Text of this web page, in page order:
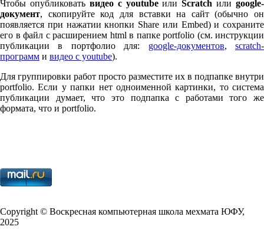
Чтобы опубликовать видео с youtubeилиScratch или google-
документ, скопируйте код для вставки на сайт (обычно он
появляется при нажатии кнопки Share или Embed) и сохраните
его в файл с расширением html в папке port­fo­lio (см. инструкции
публикации в портфолио для: google-документов,scratch-
программ и видео с youtube).
Для группировки работ просто разместите их в подпапке внутри
port­fo­lio. Если у папки нет одноименной картинки, то система
публикации думает, что это подпапка с работами того же
формата, что и port­fo­lio.
Copy­right © Воскресная компьютерная школа мехмата ЮФУ,
2025